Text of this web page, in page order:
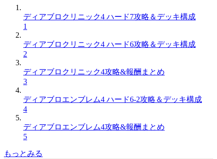
ディアブロクリニック4 ハード7攻略＆デッキ構成
1
ディアブロクリニック4 ハード6攻略＆デッキ構成
2
ディアブロクリニック4攻略&報酬まとめ
3
ディアブロエンブレム4 ハード6-2攻略＆デッキ構成
4
ディアブロエンブレム4攻略&報酬まとめ
5
もっとみる